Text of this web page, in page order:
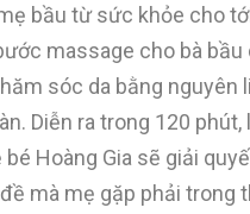
bầu từ sức khỏe cho
massage cho bà bầu
sóc da bằng nguyên
Diễn ra trong 120 phút,
bé Hoàng Gia sẽ giải
mà mẹ gặp phải trong